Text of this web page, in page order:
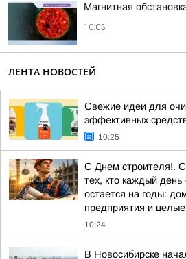
Магнитная
10:03
ЛЕНТА НОВОСТЕЙ
Свежие идеи для
эффективных
10:25
С Днем строителя!.
тех, кто каждый день
остается на годы:
предприятия и целые
10:24
В Новосибирске